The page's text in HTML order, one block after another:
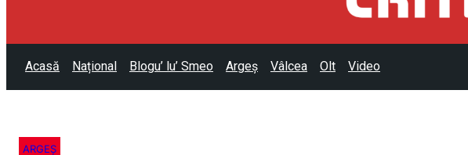
Acasă Național Blogu’ lu’ Smeo Argeș Vâlcea Olt Video
ARGEȘ